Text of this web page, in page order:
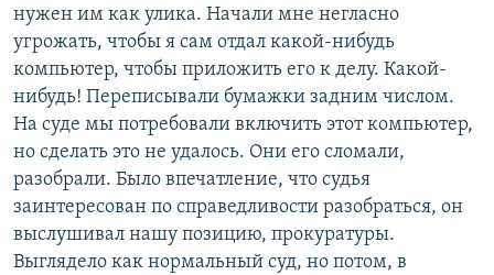
нужен им как улика. Начали мне негласно
угрожать, чтобы я сам отдал какой-нибудь
компьютер, чтобы приложить его к делу. Какой-
нибудь! Переписывали бумажки задним числом.
На суде мы потребовали включить этот компьютер,
но сделать это не удалось. Они его сломали,
разобрали. Было впечатление, что судья
заинтересован по справедливости разобраться, он
выслушивал нашу позицию, прокуратуры.
Выглядело как нормальный суд, но потом, в